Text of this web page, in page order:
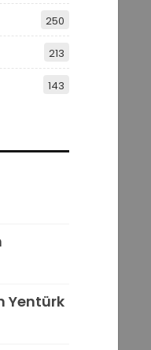
250
213
143
Yentürk